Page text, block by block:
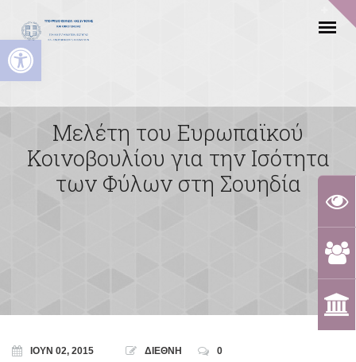
Ανοίξτε τη γραμμή εργαλείων
Μελέτη του Ευρωπαϊκού
Κοινοβουλίου για την Ισότητα
των Φύλων στη Σουηδία
ΙΟΎΝ 02, 2015 ΔΙΕΘΝΗ 0